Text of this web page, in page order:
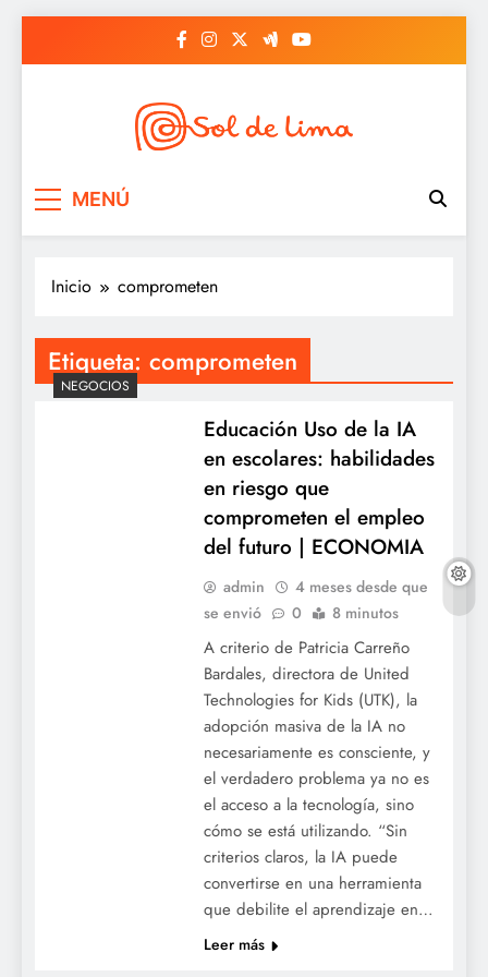
MENÚ
Inicio comprometen
Etiqueta: comprometen
NEGOCIOS
Educación Uso de la IA
en escolares: habilidades
en riesgo que
comprometen el empleo
del futuro | ECONOMIA
admin
4 meses desde que
se envió
0 8 minutos
A criterio de Patricia Carreño
Bardales, directora de United
Technologies for Kids (UTK), la
adopción masiva de la IA no
necesariamente es consciente, y
el verdadero problema ya no es
el acceso a la tecnología, sino
cómo se está utilizando. “Sin
criterios claros, la IA puede
convertirse en una herramienta
que debilite el aprendizaje en…
Leer más